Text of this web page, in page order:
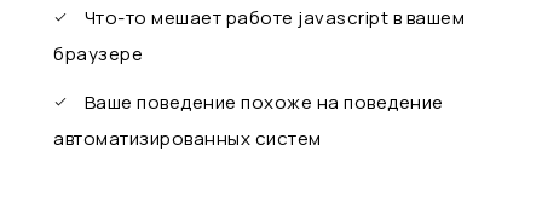
Что-то мешает работе javascript в вашем
браузере
Ваше поведение похоже на поведение
автоматизированных систем